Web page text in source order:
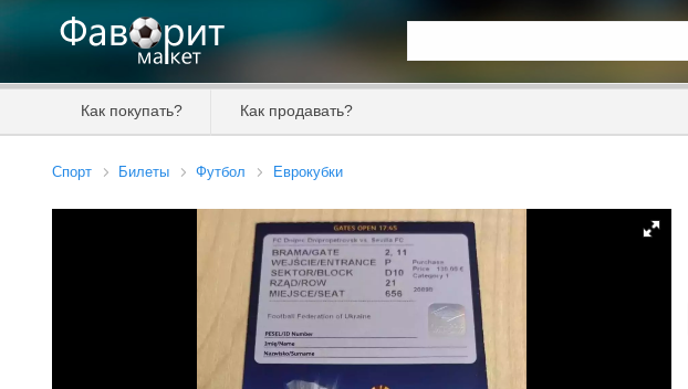
Как покупать? Как продавать?
Спорт Билеты Футбол Еврокубки